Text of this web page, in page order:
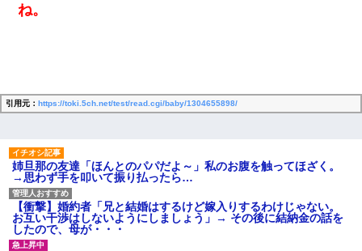
ね。
引用元： https://toki.5ch.net/test/read.cgi/baby/1304655898/
姉旦那の友達「ほんとのパパだよ～」私のお腹を触ってほざく。
→思わず手を叩いて振り払ったら…
【衝撃】婚約者「兄と結婚はするけど嫁入りするわけじゃない。
お互い干渉はしないようにしましょう」→ その後に結納金の話を
したので、母が・・・